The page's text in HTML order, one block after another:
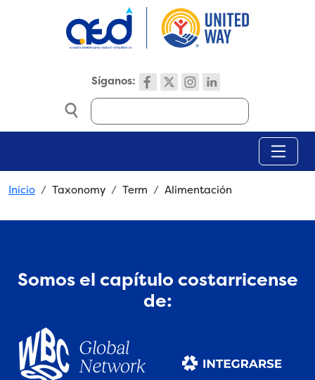
Síganos:
Search
Breadcrumb
Inicio Taxonomy Term Alimentación
Somos el capítulo costarricense
de: